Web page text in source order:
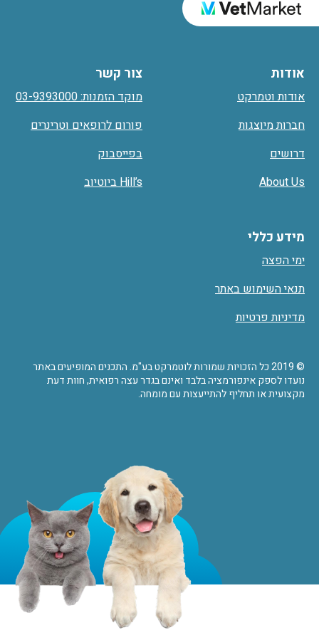
אודות
אודות וטמרקט
חברות מיוצגות
דרושים
About Us
מידע כללי
ימי הפצה
תנאי השימוש באתר
מדיניות פרטיות
צור קשר
מוקד הזמנות: 03-9393000
פורום לרופאים וטרינרים
בפייסבוק
Hill’s ביוטיוב
© 2019 כל הזכויות שמורות לוטמרקט בע"מ. התכנים המופיעים באתר
נועדו לספק אינפורמציה בלבד ואינם בגדר עצה רפואית, חוות דעת
מקצועית או תחליף להתייעצות עם מומחה.